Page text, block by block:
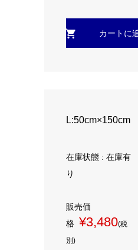
L:50cm×150cm
在庫状態 : 在庫有
り
販売価
格 ¥3,480(税
別)